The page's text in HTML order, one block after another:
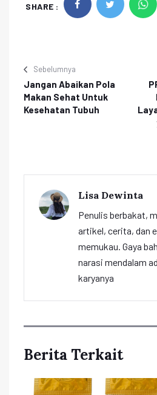
SHARE :
Sebelumnya
Jangan Abaikan Pola
Makan Sehat Untuk
Kesehatan Tubuh
Lisa Dewinta
Penulis berbakat,
artikel, cerita, dan
memukau. Gaya
narasi mendalam
karyanya
Berita Terkait